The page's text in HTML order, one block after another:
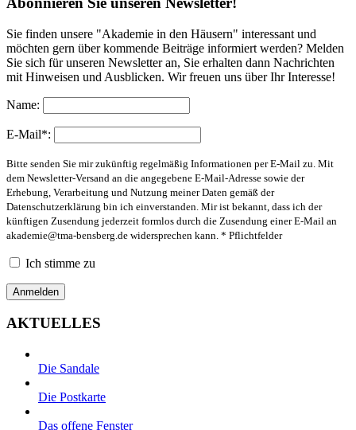
Sie finden unsere "Akademie in den Häusern" interessant und
möchten gern über kommende Beiträge informiert werden? Melden
Sie sich für unseren Newsletter an, Sie erhalten dann Nachrichten
mit Hinweisen und Ausblicken. Wir freuen uns über Ihr Interesse!
Name:
E-Mail*:
Bitte senden Sie mir zukünftig regelmäßig Informationen per E-Mail zu. Mit
dem Newsletter-Versand an die angegebene E-Mail-Adresse sowie der
Erhebung, Verarbeitung und Nutzung meiner Daten gemäß der
Datenschutzerklärung bin ich einverstanden. Mir ist bekannt, dass ich der
künftigen Zusendung jederzeit formlos durch die Zusendung einer E-Mail an
akademie@tma-bensberg.de widersprechen kann. * Pflichtfelder
Ich stimme zu
AKTUELLES
Die Sandale
Die Postkarte
Das offene Fenster